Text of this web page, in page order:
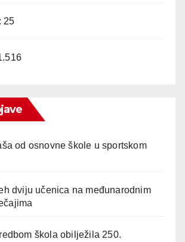
25
od osnovne škole u sportskom
dviju učenica na međunarodnim
škola obilježila 250.